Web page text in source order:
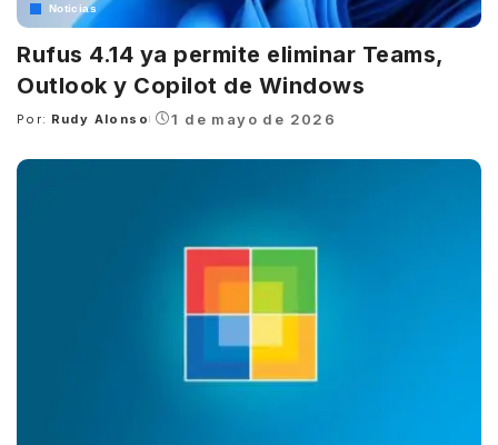
Noticias
Rufus 4.14 ya permite eliminar Teams,
Outlook y Copilot de Windows
Posted
Por: Rudy Alonso 1 de mayo de 2026